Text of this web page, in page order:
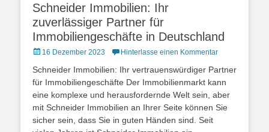
Schneider Immobilien: Ihr
zuverlässiger Partner für
Immobiliengeschäfte in Deutschland
Posted
16 Dezember 2023 Hinterlasse einen Kommentar
Schneider Immobilien: Ihr vertrauenswürdiger Partner
für Immobiliengeschäfte Der Immobilienmarkt kann
eine komplexe und herausfordernde Welt sein, aber
mit Schneider Immobilien an Ihrer Seite können Sie
sicher sein, dass Sie in guten Händen sind. Seit